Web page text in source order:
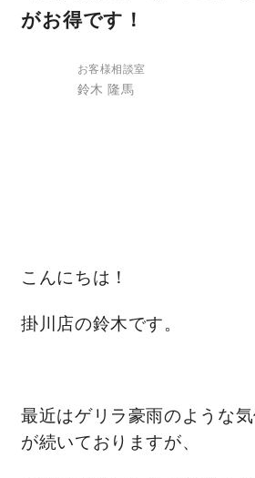
nattoku グループコーポレ
がお得です！
お客様相談室
鈴木 隆馬
こんにちは！
掛川店の鈴木です。
最近はゲリラ豪雨のような
が続いておりますが、